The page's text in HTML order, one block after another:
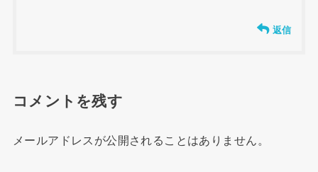
返信
コメントを残す
メールアドレスが公開されることはありません。